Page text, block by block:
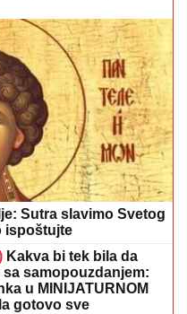
Sutra slavimo Svetog
ispoštujte
Kakva bi tek bila da
samopouzdanjem:
u MINIJATURNOM
gotovo sve